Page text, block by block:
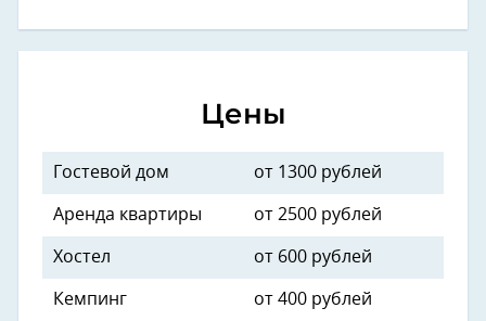
Цены
Гостевой дом от 1300 рублей
Аренда квартиры от 2500 рублей
Хостел от 600 рублей
Кемпинг от 400 рублей